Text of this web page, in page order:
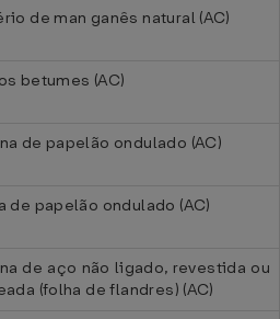
de man ganês natural (AC)
betumes (AC)
de papelão ondulado (AC)
de papelão ondulado (AC)
de aço não ligado, revestida ou
(folha de flandres) (AC)